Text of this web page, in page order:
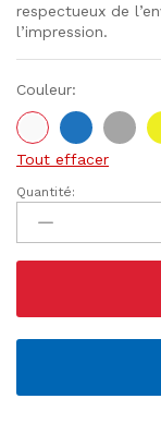
respectueux de
l’impression.
Couleur:
Tout effacer
Filament
PLA
1.75mm
Bobine
"Creality
Ender"
Quantité: